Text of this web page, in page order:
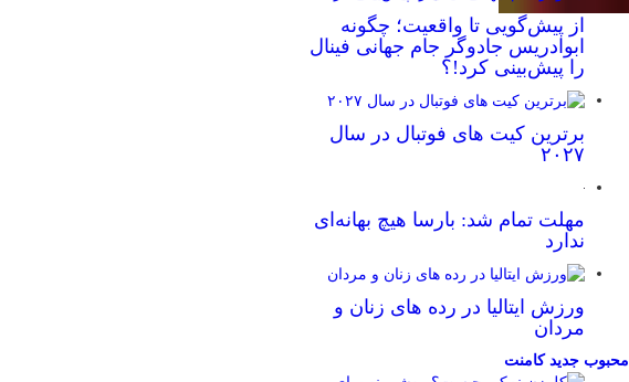
از پیش‌گویی تا واقعیت؛ چگونه
ابوادریس جادوگر جام جهانی فینال
را پیش‌بینی کرد!؟
برترین کیت های فوتبال در سال
۲۰۲۷
مهلت تمام شد: بارسا هیچ بهانه‌‌ای
ندارد
ورزش ایتالیا در رده های زنان و
مردان
محبوبجدیدکامنت